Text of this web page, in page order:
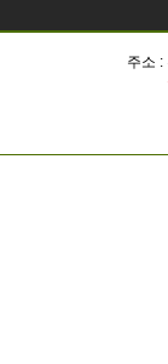
주소